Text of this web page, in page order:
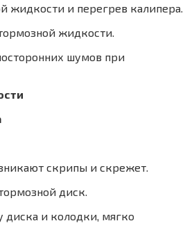
жидкости и перегрев калипера.
жидкости.
шумов при
скрипы и скрежет.
диск.
диска и колодки, мягко